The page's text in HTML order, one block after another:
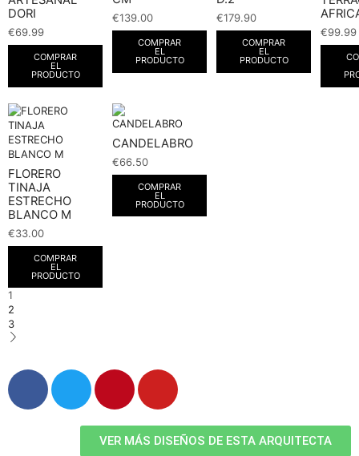
DORI
€69.99
COMPRAR
EL
PRODUCTO
€139.00
COMPRAR
EL
PRODUCTO
€179.90
COMPRAR
EL
PRODUCTO
€99.99
FLORERO
TINAJA
ESTRECHO
BLANCO M
€33.00
COMPRAR
EL
PRODUCTO
CANDELABRO
€66.50
COMPRAR
EL
PRODUCTO
1
2
3
VER MÁS DISEÑOS DE ESTA ARQUITECTA